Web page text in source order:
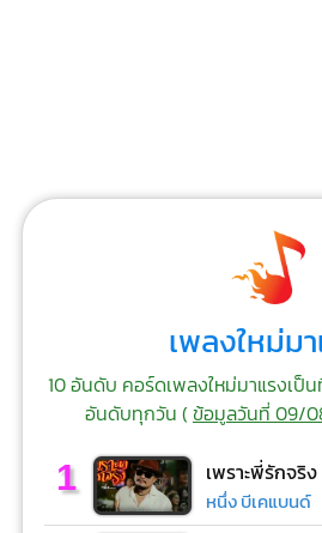
เพลงใหม่ม
10 อันดับ คอร์ดเพลงใหม่มาแรงเป็
อันดับทุกวัน (ข้อมูลวันที่ 09/
1 เพราะพี่รักจริง
หนึ่ง บีเคแบนด์